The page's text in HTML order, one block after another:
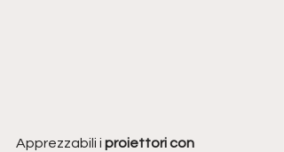
Apprezzabili i proiettori con